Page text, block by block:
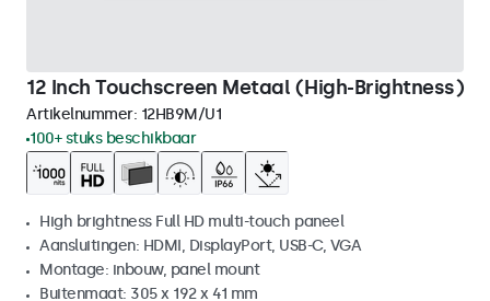
12 Inch Touchscreen Metaal (High-Brightness)
Artikelnummer: 12HB9M/U1
100+ stuks beschikbaar
High brightness Full HD multi-touch paneel
Aansluitingen: HDMI, DisplayPort, USB-C, VGA
Montage: inbouw, panel mount
Buitenmaat: 305 x 192 x 41 mm